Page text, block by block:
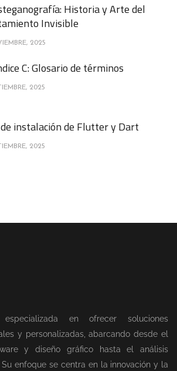
Historia y Arte del
Invisible
2025
C: Glosario de términos
2025
instalación de Flutter y Dart
2025
en ofrecer soluciones
y personalizadas, abarcando desde el
y diseño gráfico hasta el análisis
enfoque se centra en la innovación y la